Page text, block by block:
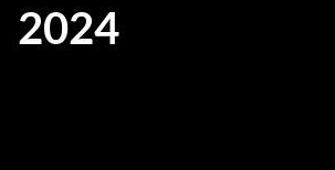
2024